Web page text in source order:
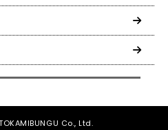
Co., Ltd.